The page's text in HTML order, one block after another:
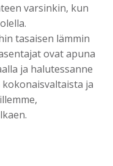
varsinkin, kun
tasaisen lämmin
ovat apuna
ja halutessanne
ja